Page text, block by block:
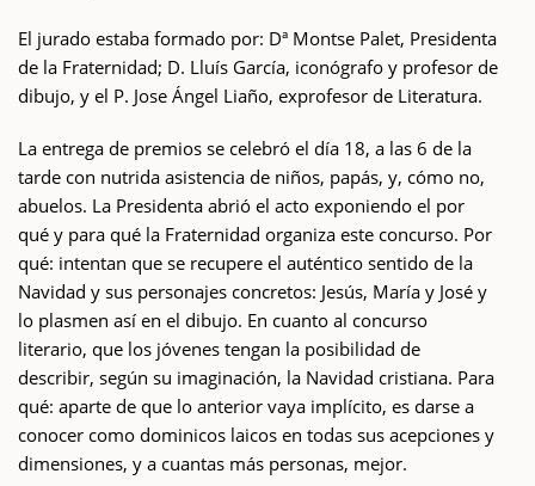
El jurado estaba formado por: Dª Montse Palet, Presidenta
de la Fraternidad; D. Lluís García, iconógrafo y profesor de
dibujo, y el P. Jose Ángel Liaño, exprofesor de Literatura.
La entrega de premios se celebró el día 18, a las 6 de la
tarde con nutrida asistencia de niños, papás, y, cómo no,
abuelos. La Presidenta abrió el acto exponiendo el por
qué y para qué la Fraternidad organiza este concurso. Por
qué: intentan que se recupere el auténtico sentido de la
Navidad y sus personajes concretos: Jesús, María y José y
lo plasmen así en el dibujo. En cuanto al concurso
literario, que los jóvenes tengan la posibilidad de
describir, según su imaginación, la Navidad cristiana. Para
qué: aparte de que lo anterior vaya implícito, es darse a
conocer como dominicos laicos en todas sus acepciones y
dimensiones, y a cuantas más personas, mejor.